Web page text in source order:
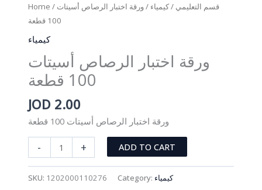
Home / قسم التعليمي /كيمياء / ورقة اختبار الرصاص أسيتات
100 قطعة
كيمياء
ورقة اختبار الرصاص أسيتات
100 قطعة
JOD 2.00
ورقة اختبار الرصاص أسيتات 100 قطعة
-
اختبار
+ ADD TO CART
SKU: 1202000110276 Category: كيمياء